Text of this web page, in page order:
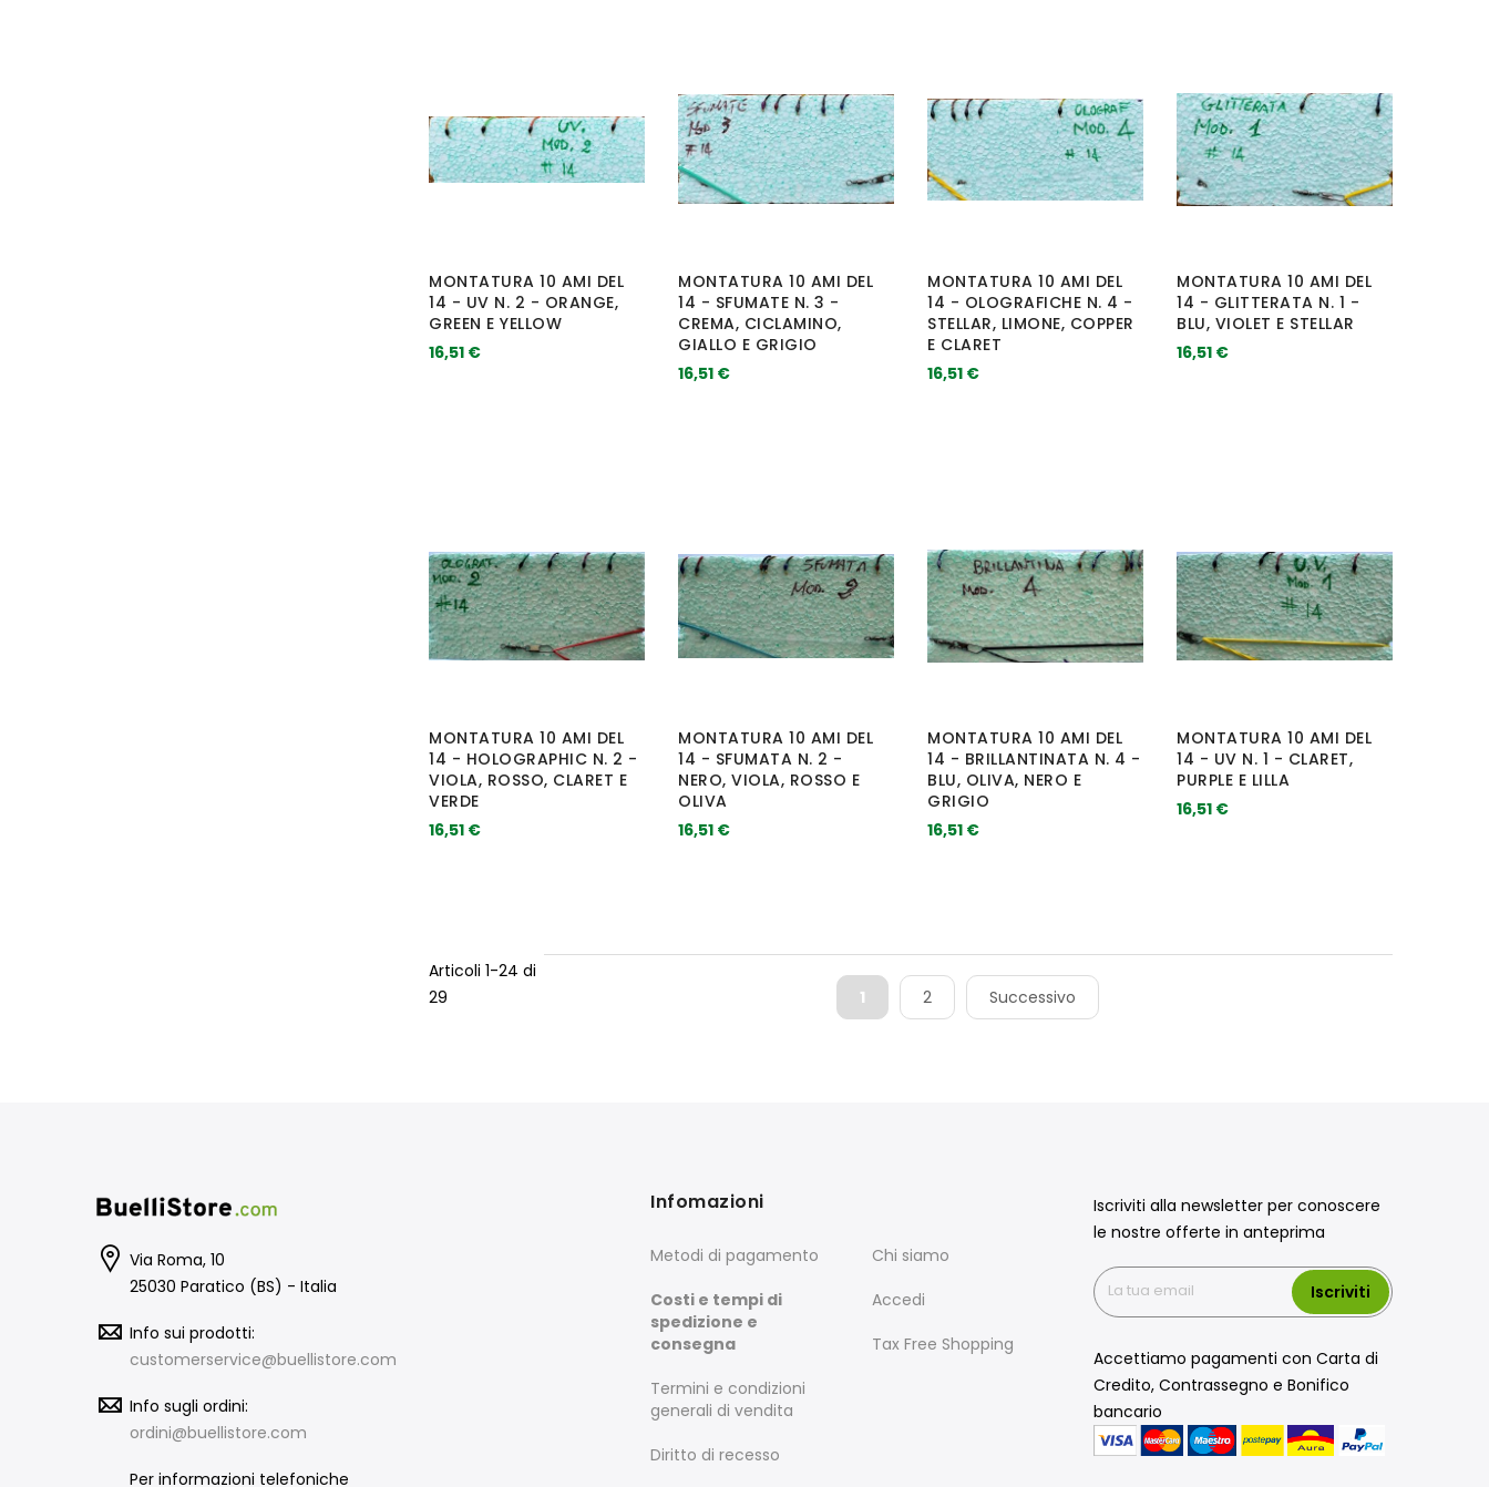
MONTATURA 10 AMI DEL
14 - UV N. 2 - ORANGE,
GREEN E YELLOW
16,51 €
MONTATURA 10 AMI DEL
14 - SFUMATE N. 3 -
CREMA, CICLAMINO,
GIALLO E GRIGIO
16,51 €
MONTATURA 10 AMI DEL
14 - OLOGRAFICHE N. 4 -
STELLAR, LIMONE, COPPER
E CLARET
16,51 €
MONTATURA 10 AMI DEL
14 - GLITTERATA N. 1 -
BLU, VIOLET E STELLAR
16,51 €
MONTATURA 10 AMI DEL
14 - HOLOGRAPHIC N. 2 -
VIOLA, ROSSO, CLARET E
VERDE
16,51 €
MONTATURA 10 AMI DEL
14 - SFUMATA N. 2 -
NERO, VIOLA, ROSSO E
OLIVA
16,51 €
MONTATURA 10 AMI DEL
14 - BRILLANTINATA N. 4 -
BLU, OLIVA, NERO E
GRIGIO
16,51 €
MONTATURA 10 AMI DEL
14 - UV N. 1 - CLARET,
PURPLE E LILLA
16,51 €
Articoli 1-24 di
29
1 2 Successivo
Via Roma, 10
25030 Paratico (BS) - Italia
Info sui prodotti:
customerservice@buellistore.com
Info sugli ordini:
ordini@buellistore.com
Per informazioni telefoniche
Infomazioni
Metodi di pagamento
Costi e tempi di
spedizione e
consegna
Termini e condizioni
generali di vendita
Diritto di recesso
Chi siamo
Accedi
Tax Free Shopping
Iscriviti alla newsletter per conoscere
le nostre offerte in anteprima
Iscriviti
Accettiamo pagamenti con Carta di
Credito, Contrassegno e Bonifico
bancario